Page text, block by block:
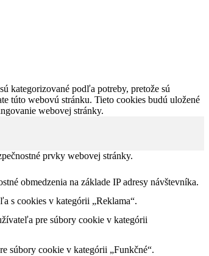
kategorizované podľa potreby, pretože sú
túto webovú stránku. Tieto cookies budú uložené
webovej stránky.
prvky webovej stránky.
obmedzenia na základe IP adresy návštevníka.
s cookies v kategórii „Reklama“.
pre súbory cookie v kategórii
súbory cookie v kategórii „Funkčné“.